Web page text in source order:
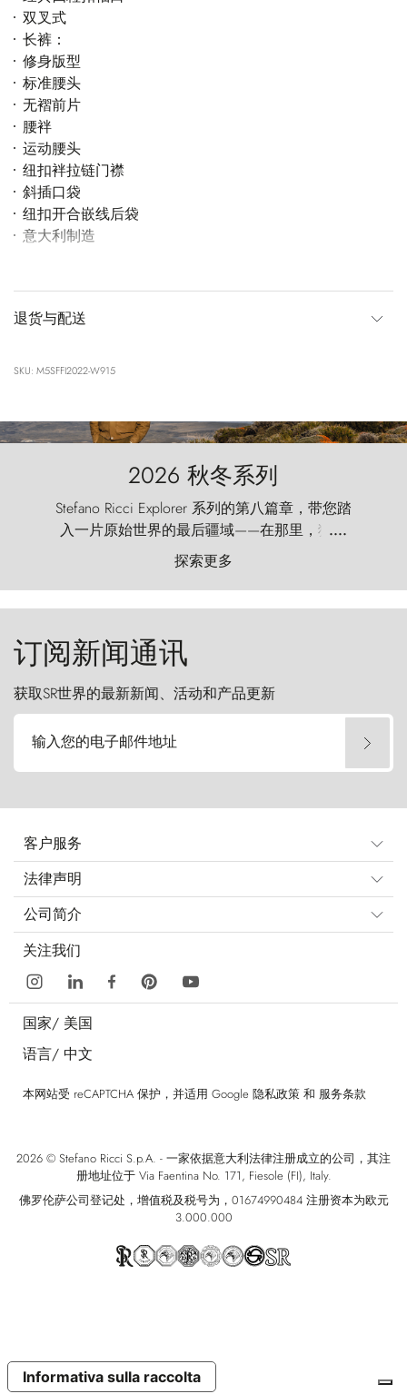
双叉式
长裤：
修身版型
标准腰头
无褶前片
腰袢
运动腰头
纽扣袢拉链门襟
斜插口袋
纽扣开合嵌线后袋
意大利制造
退货与配送
SKU: M5SFFI2022-W915
2026 秋冬系列
Stefano Ricci Explorer 系列的第八篇章，带您踏
入一片原始世界的最后疆域——在那里，狂风
以远古的怒号雕琢着自然，而百内塔（Torres
del Paine）则宛如石砌的哨兵，傲然向苍穹发
起挑战。
....
探索更多
订阅新闻通讯
获取SR世界的最新新闻、活动和产品更新
输入您的电子邮件地址
客户服务
法律声明
公司简介
关注我们
国家/ 美国
语言/ 中文
本网站受 reCAPTCHA 保护，并适用 Google 隐私政策 和 服务条款
2026 © Stefano Ricci S.p.A. - 一家依据意大利法律注册成立的公司，其注
册地址位于 Via Faentina No. 171, Fiesole (FI), Italy.
佛罗伦萨公司登记处，增值税及税号为，01674990484 注册资本为欧元
3.000.000
Informativa sulla raccolta